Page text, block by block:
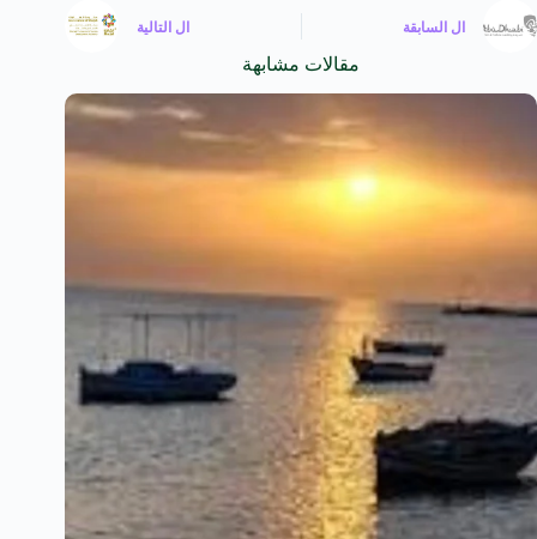
ال السابقة ال التالية
مقالات مشابهة